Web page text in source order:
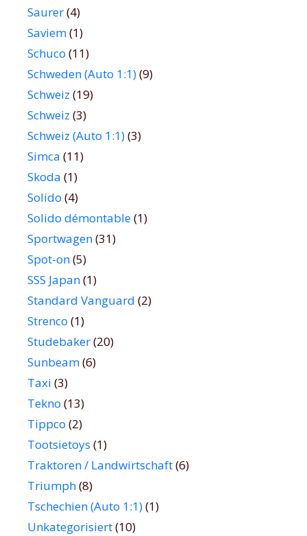
Saurer(4)
Saviem(1)
Schuco (11)
Schweden (Auto 1:1)(9)
Schweiz (19)
Schweiz (3)
Schweiz (Auto 1:1)(3)
Simca (11)
Skoda (1)
Solido (4)
Solido démontable(1)
Sportwagen(31)
Spot-on(5)
SSS Japan(1)
Standard Vanguard (2)
Strenco (1)
Studebaker(20)
Sunbeam(6)
Taxi (3)
Tekno (13)
Tippco (2)
Tootsietoys (1)
Traktoren / Landwirtschaft(6)
Triumph(8)
Tschechien (Auto 1:1)(1)
Unkategorisiert(10)